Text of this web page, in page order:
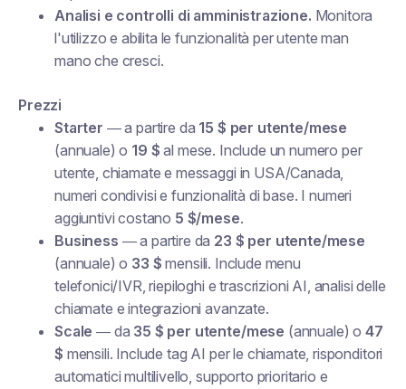
Analisi e controlli di amministrazione. Monitora
l'utilizzo e abilita le funzionalità per utente man
mano che cresci.
Prezzi
Starter — a partire da 15 $ per utente/mese
(annuale) o 19 $ al mese. Include un numero per
utente, chiamate e messaggi in USA/Canada,
numeri condivisi e funzionalità di base. I numeri
aggiuntivi costano 5 $/mese.
Business — a partire da 23 $ per utente/mese
(annuale) o 33 $ mensili. Include menu
telefonici/IVR, riepiloghi e trascrizioni AI, analisi delle
chiamate e integrazioni avanzate.
Scale — da 35 $ per utente/mese (annuale) o 47
$ mensili. Include tag AI per le chiamate, risponditori
automatici multilivello, supporto prioritario e